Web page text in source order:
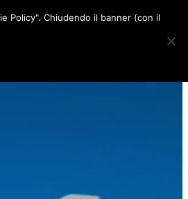
o
g
r
d
Policy". Chiudendo il banner (con il